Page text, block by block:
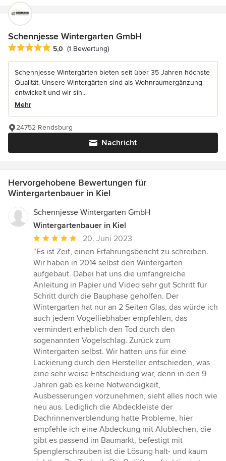
Schennjesse Wintergarten GmbH
Durchschnittliche Bewertung: 5 von 5 Sternen
5,0 (1 Bewertung)
Schennjesse Wintergärten bieten seit über 35 Jahren höchste
Qualität. Unsere Wintergärten sind als Wohnraumergänzung
entwickelt und wir sin...
Mehr
Nachricht
24752 Rendsburg
Hervorgehobene Bewertungen für
Wintergartenbauer in Kiel
Schennjesse Wintergarten GmbH
Wintergartenbauer in Kiel
Durchschnittliche
Bewertung:
5
von
5
Sternen
20. Juni 2023
“Es ist Zeit, einen Erfahrungsbericht zu schreiben.
Wir haben in 2014 selbst den Wintergarten
aufgebaut. Dabei hat uns die umfangreiche
Anleitung in Papier und Video sehr gut Schritt für
Schritt durch die Bauphase geholfen. Der
Wintergarten hat nur an 2 Seiten Glas, das würde ich
auch jedem Vogelliebhaber empfehlen, das
vermindert erheblich den Tod durch den
sogenannten Vogelschlag. Zurück zum
Wintergarten selbst. Wir hatten uns für eine
Lackierung durch den Hersteller entschieden, was
eine sehr weise Entscheidung war, denn in den 9
Jahren gab es keine Notwendigkeit,
Ausbesserungen vorzunehmen, sieht alles noch wie
neu aus. Lediglich die Abdeckleiste der
Dachrinnenverblendung hatte Probleme, hier
empfehle ich eine Abdeckung mit Alublechen, die
gibt es passend im Baumarkt, befestigt mit
Spenglerschrauben ist die Lösung halt- und kaum